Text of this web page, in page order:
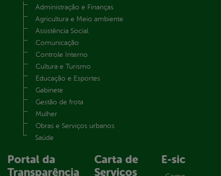
Administração e Finanças
Agricultura e Meio ambiente
Assistência Social
Comunicação
Controle Interno
Cultura e Turismo
Educação e Esportes
Gabinete
Gestão de frota
Mulher
Obras e Serviços urbanos
Saúde
Portal da
Transparência
Carta de
Serviços
E-sic